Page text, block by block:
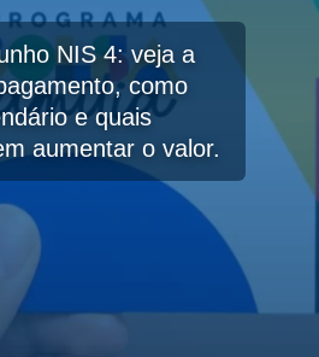
NIS 4: veja a
como
e quais
aumentar o valor.